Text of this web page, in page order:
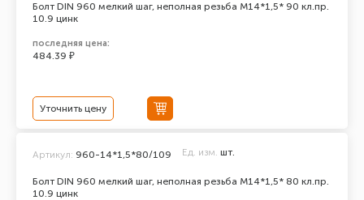
Болт DIN 960 мелкий шаг, неполная резьба M14*1,5* 90 кл.пр.
10.9 цинк
последняя цена:
484.39 ₽
Уточнить цену
Болт DIN 960 мелкий шаг, неполная резьба M14*1,5* 80 кл.пр.
10.9 цинк
Артикул: 960-14*1,5*80/109 Ед. изм. шт.